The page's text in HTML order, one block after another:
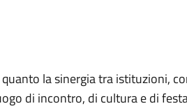
la sinergia tra istituzioni,
di incontro, di cultura e di